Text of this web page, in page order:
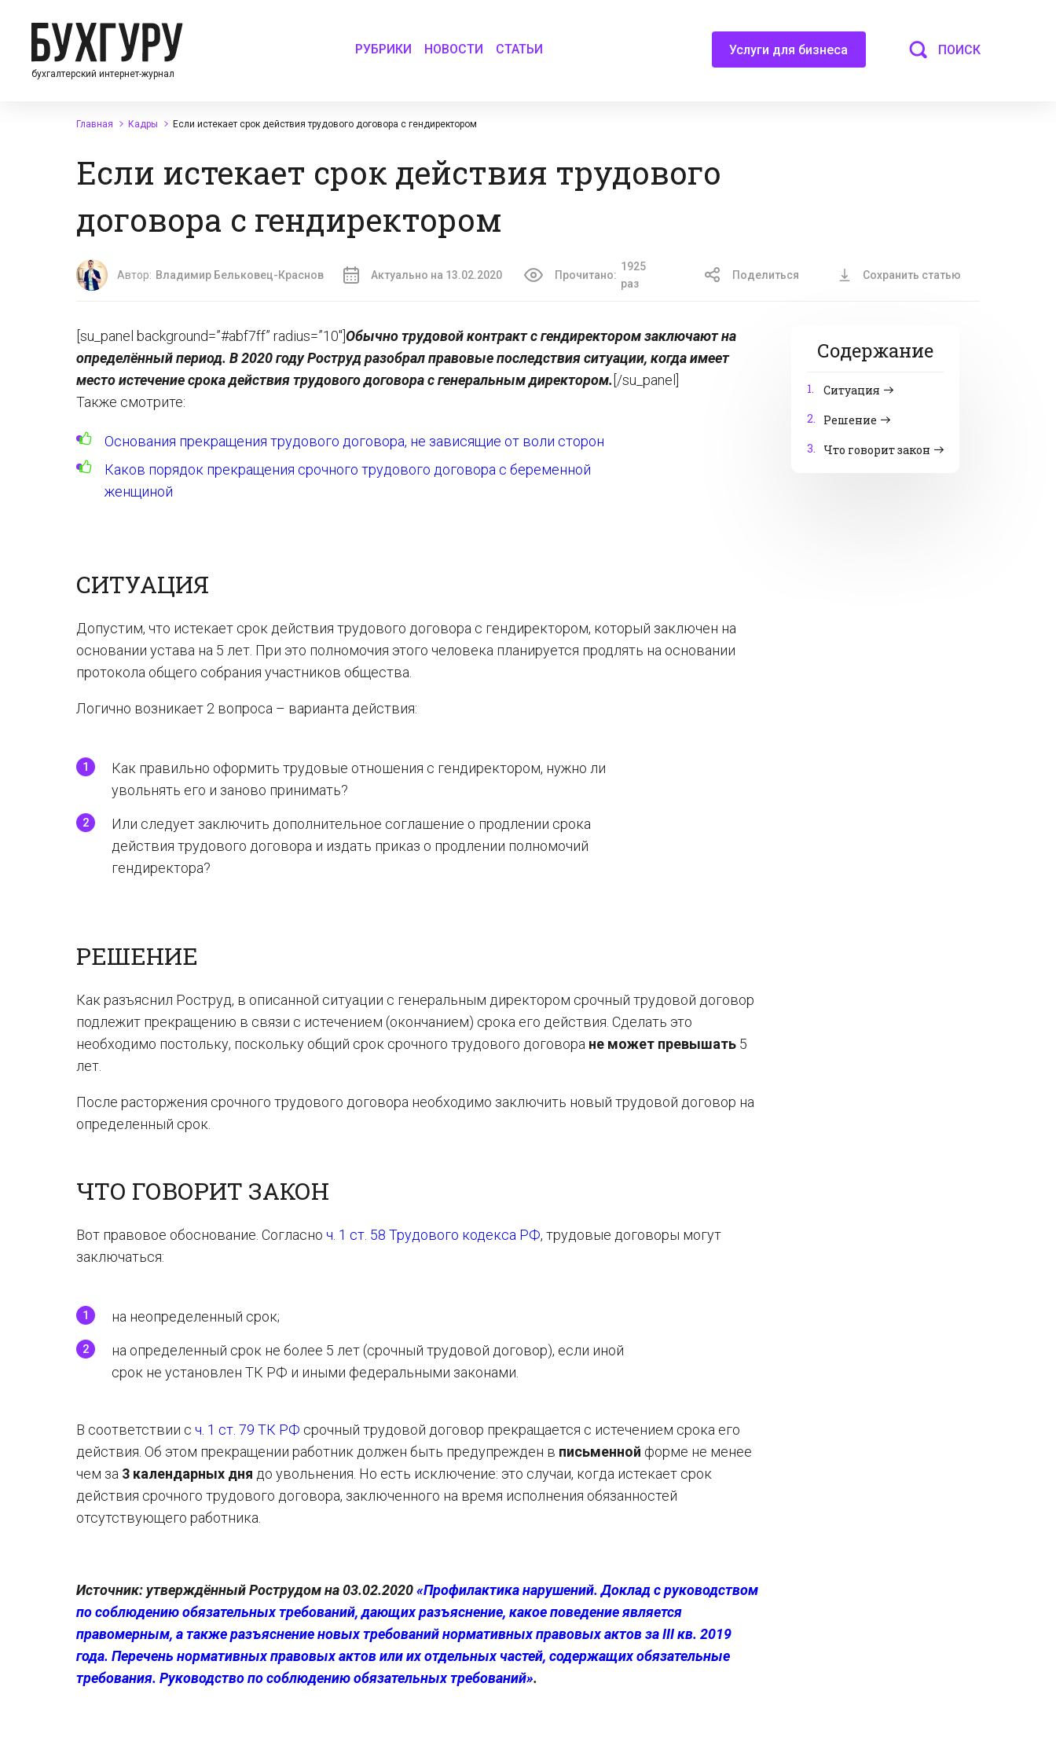
бухгалтерский интернет-журнал
РУБРИКИ НОВОСТИ СТАТЬИ Услуги для бизнеса ПОИСК
Главная Кадры Если истекает срок действия трудового договора с гендиректором
Если истекает срок действия трудового
договора с гендиректором
Автор: Владимир Бельковец-Краснов Актуально на 13.02.2020 Прочитано:
1925
раз
Поделиться Сохранить статью
Содержание
1.
Ситуация
2.
Решение
3.
Что говорит закон
[su_panel background=”#abf7ff” radius=”10″] Обычно трудовой контракт с гендиректором заключают на
определённый период. В 2020 году Роструд разобрал правовые последствия ситуации, когда имеет
место истечение срока действия трудового договора с генеральным директором. [/su_panel]
Также смотрите:
Основания прекращения трудового договора, не зависящие от воли сторон
Каков порядок прекращения срочного трудового договора с беременной
женщиной
СИТУАЦИЯ
Допустим, что истекает срок действия трудового договора с гендиректором, который заключен на
основании устава на 5 лет. При это полномочия этого человека планируется продлять на основании
протокола общего собрания участников общества.
Логично возникает 2 вопроса – варианта действия:
Как правильно оформить трудовые отношения с гендиректором, нужно ли
увольнять его и заново принимать?
Или следует заключить дополнительное соглашение о продлении срока
действия трудового договора и издать приказ о продлении полномочий
гендиректора?
РЕШЕНИЕ
Как разъяснил Роструд, в описанной ситуации с генеральным директором срочный трудовой договор
подлежит прекращению в связи с истечением (окончанием) срока его действия. Сделать это
необходимо постольку, поскольку общий срок срочного трудового договора не может превышать 5
лет.
После расторжения срочного трудового договора необходимо заключить новый трудовой договор на
определенный срок.
ЧТО ГОВОРИТ ЗАКОН
Вот правовое обоснование. Согласно ч. 1 ст. 58 Трудового кодекса РФ, трудовые договоры могут
заключаться:
на неопределенный срок;
на определенный срок не более 5 лет (срочный трудовой договор), если иной
срок не установлен ТК РФ и иными федеральными законами.
В соответствии с ч. 1 ст. 79 ТК РФ срочный трудовой договор прекращается с истечением срока его
действия. Об этом прекращении работник должен быть предупрежден в письменной форме не менее
чем за 3 календарных дня до увольнения. Но есть исключение: это случаи, когда истекает срок
действия срочного трудового договора, заключенного на время исполнения обязанностей
отсутствующего работника.
Источник: утверждённый Рострудом на 03.02.2020«Профилактика нарушений. Доклад с руководством
по соблюдению обязательных требований, дающих разъяснение, какое поведение является
правомерным, а также разъяснение новых требований нормативных правовых актов за III кв. 2019
года. Перечень нормативных правовых актов или их отдельных частей, содержащих обязательные
требования. Руководство по соблюдению обязательных требований».